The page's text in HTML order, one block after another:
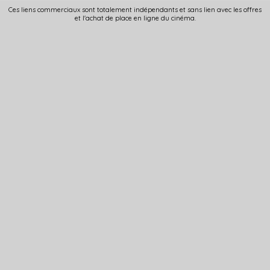
Ces liens commerciaux sont totalement indépendants et sans lien avec les offres
et l'achat de place en ligne du cinéma.